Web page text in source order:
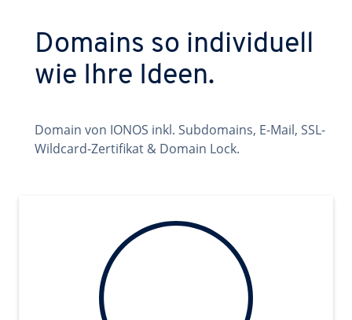
Domains so individuell
wie Ihre Ideen.
Domain von IONOS inkl. Subdomains, E-Mail, SSL-
Wildcard-Zertifikat & Domain Lock.